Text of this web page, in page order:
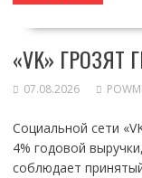
«VK»
07.08.2026
Социальной сети
4% годовой
соблюдает